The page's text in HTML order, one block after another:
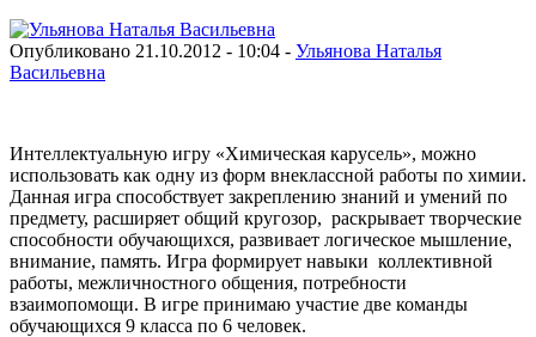
Опубликовано 21.10.2012 - 10:04 - Ульянова Наталья
Васильевна
Интеллектуальную игру «Химическая карусель», можно
использовать как одну из форм внеклассной работы по химии.
Данная игра способствует закреплению знаний и умений по
предмету, расширяет общий кругозор, раскрывает творческие
способности обучающихся, развивает логическое мышление,
внимание, память. Игра формирует навыки коллективной
работы, межличностного общения, потребности
взаимопомощи. В игре принимаю участие две команды
обучающихся 9 класса по 6 человек.